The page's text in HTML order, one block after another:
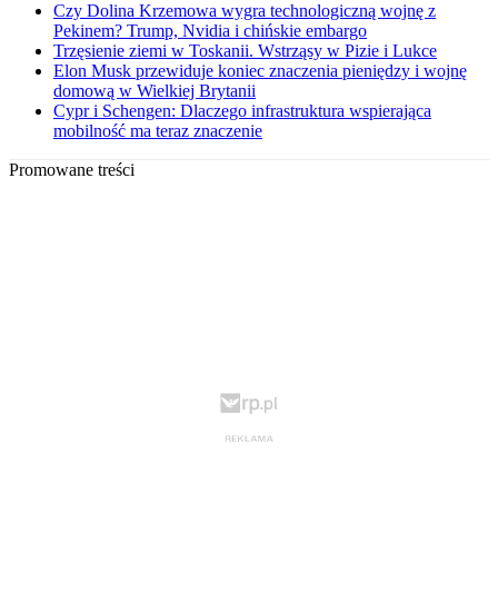
Czy Dolina Krzemowa wygra technologiczną wojnę z
Pekinem? Trump, Nvidia i chińskie embargo
Trzęsienie ziemi w Toskanii. Wstrząsy w Pizie i Lukce
Elon Musk przewiduje koniec znaczenia pieniędzy i wojnę
domową w Wielkiej Brytanii
Cypr i Schengen: Dlaczego infrastruktura wspierająca
mobilność ma teraz znaczenie
Promowane treści